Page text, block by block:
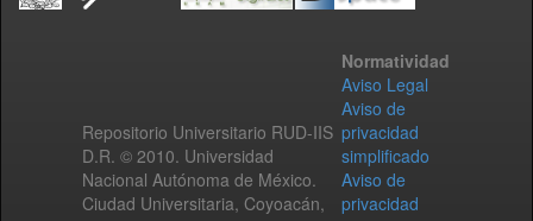
Repositorio Universitario RUD-IIS
D.R. © 2010. Universidad
Nacional Autónoma de México.
Ciudad Universitaria, Coyoacán,
Normatividad
Aviso Legal
Aviso de
privacidad
simplificado
Aviso de
privacidad